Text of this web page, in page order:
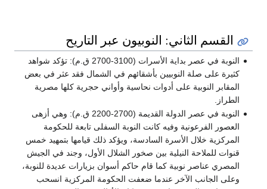
القسم الثاني: النوبيون عبر التاريح
النوبة في عصر بداية الأسرات (3100-2700 ق.م): تؤكد شواهد
كثيرة على صلة النوبيين بأشقائهم في الشمال فقد عثر في بعض
المقابر النوبية على أدوات نحاسية وأواني حجرية كلها مصرية
الطراز.
النوبة في عصر الدولة القديمة (2700-2200 ق.م): وهي أزهى
العصور الفرعونية وفيه كانت النوبة السفلى تابعة للحكومة
المركزية خلال الأسرة السادسة، ويؤكد ذلك قيامها بتمهيد خمس
قنوات للملاحة النيلية بين صخور الشلال الأول، وجند في الجيش
المصري عناصر نوبية كما قام حاكم أسوان بزيارات عديدة للنوبة،
وعلى الجانب الآخر عندما ضعفت الحكومة المركزية انسحب